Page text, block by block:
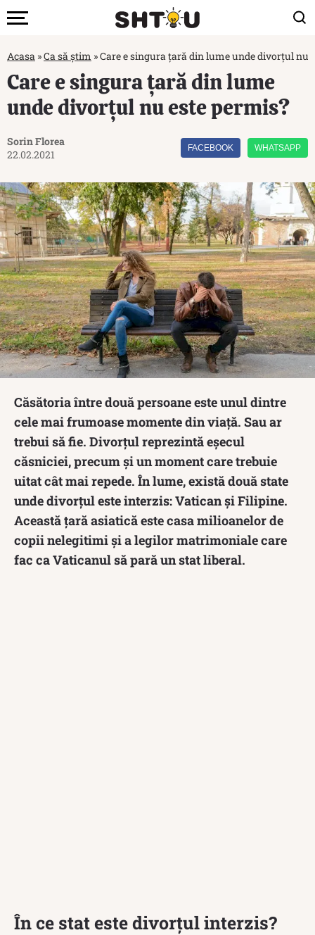
Acasa »Ca să știm »Care e singura țară din lume unde divorțul nu
Care e singura țară din lume
unde divorțul nu este permis?
Sorin Florea
22.02.2021
FACEBOOK WHATSAPP
Căsătoria între două persoane este unul dintre
cele mai frumoase momente din viață. Sau ar
trebui să fie. Divorțul reprezintă eșecul
căsniciei, precum și un moment care trebuie
uitat cât mai repede. În lume, există două state
unde divorțul este interzis: Vatican și Filipine.
Această țară asiatică este casa milioanelor de
copii nelegitimi și a legilor matrimoniale care
fac ca Vaticanul să pară un stat liberal.
În ce stat este divorțul interzis?